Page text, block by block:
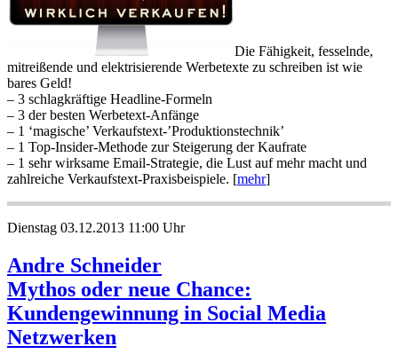
Die Fähigkeit, fesselnde,
mitreißende und elektrisierende Werbetexte zu schreiben ist wie
bares Geld!
– 3 schlagkräftige Headline-Formeln
– 3 der besten Werbetext-Anfänge
– 1 ‘magische’ Verkaufstext-’Produktionstechnik’
– 1 Top-Insider-Methode zur Steigerung der Kaufrate
– 1 sehr wirksame Email-Strategie, die Lust auf mehr macht und
zahlreiche Verkaufstext-Praxisbeispiele. [mehr]
Dienstag 03.12.2013 11:00 Uhr
Andre Schneider
Mythos oder neue Chance:
Kundengewinnung in Social Media
Netzwerken